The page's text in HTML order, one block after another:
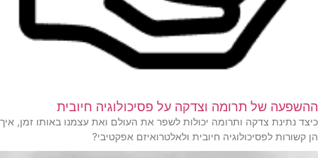
ההשפעה של תרומה וצדקה על פסיכולוגיה חיובית
כיצד נתינת צדקה ותרומה יכולות לשפר את העולם ואת עצמנו באותו זמן, איך
הן קשורות לפסיכולוגיה חיובית ולאלטרואיזם אפקטיבי?